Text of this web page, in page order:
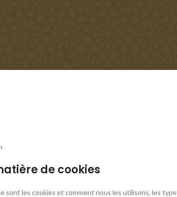
de cookies
sont les cookies et comment nous les utilisons, les